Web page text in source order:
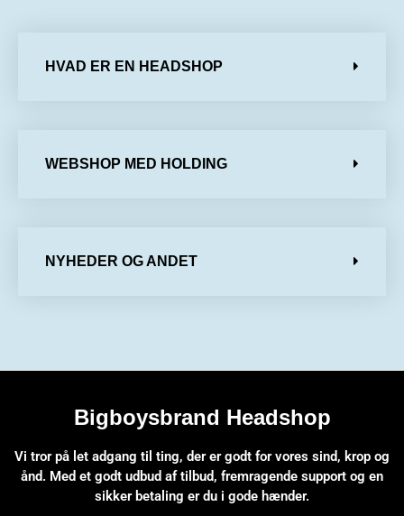
HVAD ER EN HEADSHOP
WEBSHOP MED HOLDING
NYHEDER OG ANDET
Bigboysbrand Headshop
Vi tror på let adgang til ting, der er godt for vores sind, krop og
ånd. Med et godt udbud af tilbud, fremragende support og en
sikker betaling er du i gode hænder.